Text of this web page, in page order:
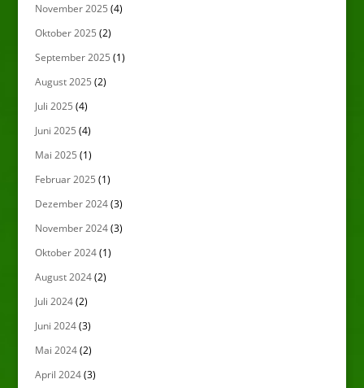
November 2025 (4)
Oktober 2025 (2)
September 2025 (1)
August 2025 (2)
Juli 2025 (4)
Juni 2025 (4)
Mai 2025 (1)
Februar 2025 (1)
Dezember 2024(3)
November 2024(3)
Oktober 2024(1)
August 2024(2)
Juli 2024(2)
Juni 2024(3)
Mai 2024(2)
April 2024(3)